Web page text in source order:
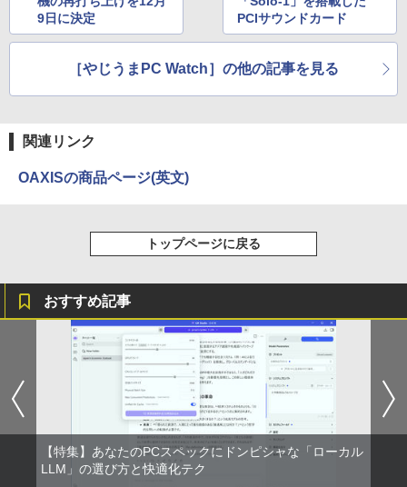
On My Road (Stadium ver.)
￥250
by Amazon 炭酸水 ラベルレス 500ml ×24本
強炭酸水 ペットボトル 500ミリリットル (Sm
スーパーの裏でヤニ吸うふたり 9巻 (デジタル
版ビッグガンガンコミックス)
￥810
9日に決定
PCIサウンドカード
［やじうまPC Watch］の他の記事を見る
関連リンク
OAXISの商品ページ(英文)
トップページに戻る
おすすめ記事
【特集】あなたのPCスペックにドンピシャな「ローカル
LLM」の選び方と快適化テク